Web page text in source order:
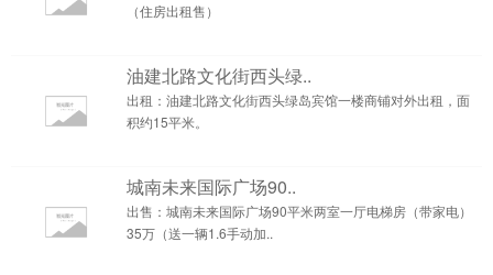
（住房出租售）
油建北路文化街西头绿..
出租：油建北路文化街西头绿岛宾馆一楼商铺对外出租，面
积约15平米。
城南未来国际广场90..
出售：城南未来国际广场90平米两室一厅电梯房（带家电）
35万（送一辆1.6手动加..